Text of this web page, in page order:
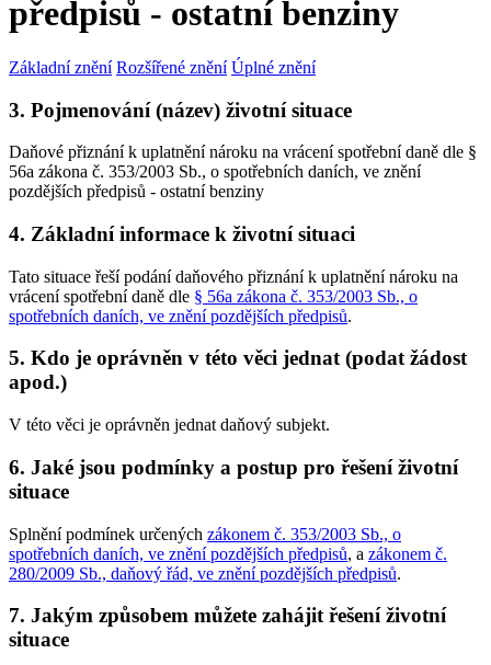
předpisů - ostatní benziny
Základní znění Rozšířené znění Úplné znění
3. Pojmenování (název) životní situace
Daňové přiznání k uplatnění nároku na vrácení spotřební daně dle §
56a zákona č. 353/2003 Sb., o spotřebních daních, ve znění
pozdějších předpisů - ostatní benziny
4. Základní informace k životní situaci
Tato situace řeší podání daňového přiznání k uplatnění nároku na
vrácení spotřební daně dle § 56a zákona č. 353/2003 Sb., o
spotřebních daních, ve znění pozdějších předpisů.
5. Kdo je oprávněn v této věci jednat (podat žádost
apod.)
V této věci je oprávněn jednat daňový subjekt.
6. Jaké jsou podmínky a postup pro řešení životní
situace
Splnění podmínek určených zákonem č. 353/2003 Sb., o
spotřebních daních, ve znění pozdějších předpisů, a zákonem č.
280/2009 Sb., daňový řád, ve znění pozdějších předpisů.
7. Jakým způsobem můžete zahájit řešení životní
situace